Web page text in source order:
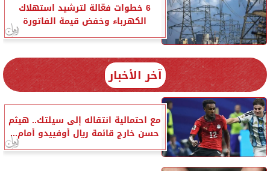
6 خطوات فعّالة لترشيد استهلاك
الكهرباء وخفض قيمة الفاتورة
آخر الأخبار
مع احتمالية انتقاله إلى سيلتك.. هيثم
حسن خارج قائمة ريال أوفييدو أمام...